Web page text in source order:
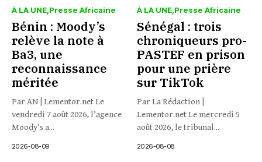
À LA UNE Presse Africaine
Bénin : Moody’s
relève la note à
Ba3, une
reconnaissance
méritée
Par AN | Lementor.net Le
vendredi 7 août 2026, l’agence
Moody’s a...
2026-08-09
À LA UNE Presse Africaine
Sénégal : trois
chroniqueurs pro-
PASTEF en prison
pour une prière
sur TikTok
Par La Rédaction |
Lementor.net Le mercredi 5
août 2026, le tribunal...
2026-08-08